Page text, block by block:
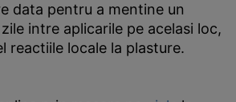
data pentru a mentine un
intre aplicarile pe acelasi loc,
reactiile locale la plasture.